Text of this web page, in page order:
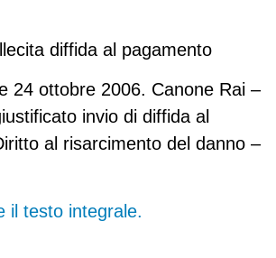
diffida al pagamento
24 ottobre 2006. Canone Rai –
invio di diffida al
al risarcimento del danno –
il testo integrale.